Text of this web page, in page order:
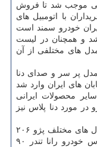
موجب شد تا فروش
با اتومبیل های
خودرو سمند است
در سال ۱۳۸۱ معرفی شد و همچنان در لیست
های مختلفی از آن
پر سر و صدای دنا
است که در سال ۱۳۹۶ به خیابان های ایران وارد شد
محصولات ایرانی
مورد دنا پلاس نیز
تمام محصولات ایران خودرو شامل سمند مدل های مختلف پژو ۲۰۶
پژو ۲۰۶ صندوقدار پژو ۲۰۷ خودرو پژو پارس خودرو رانا تندر ۹۰